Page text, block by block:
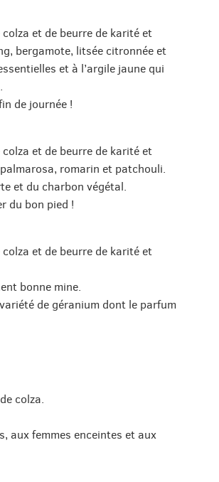
et de beurre de karité et
bergamote, litsée citronnée et
et à l’argile jaune qui
de journée !
et de beurre de karité et
romarin et patchouli.
et du charbon végétal.
du bon pied !
et de beurre de karité et
bonne mine.
de géranium dont le parfum
colza.
aux femmes enceintes et aux